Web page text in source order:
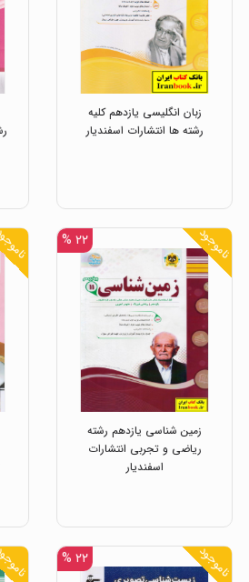
زبان انگلیسی یازدهم کلیه
رشته ها انتشارات اسفندیار
ناموجود ۲۲ %
زمین شناسی یازدهم رشته
ریاضی و تجربی انتشارات
اسفندیار
ناموجود ۲۲ %